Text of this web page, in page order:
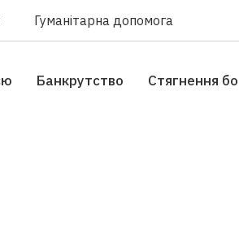
Гуманітарна допомога
Банкрутство Стягнення